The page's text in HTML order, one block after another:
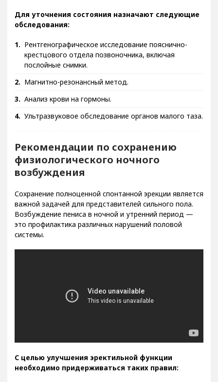
Для уточнения состояния назначают следующие
обследования:
Рентгенографическое исследование пояснично-
крестцового отдела позвоночника, включая
послойные снимки.
Магнитно-резонансный метод.
Анализ крови на гормоны.
Ультразвуковое обследование органов малого таза.
Рекомендации по сохранению
физиологического ночного
возбуждения
Сохранение полноценной спонтанной эрекции является
важной задачей для представителей сильного пола.
Возбуждение пениса в ночной и утренний период —
это профилактика различных нарушений половой
системы.
С целью улучшения эректильной функции
необходимо придерживаться таких правил: